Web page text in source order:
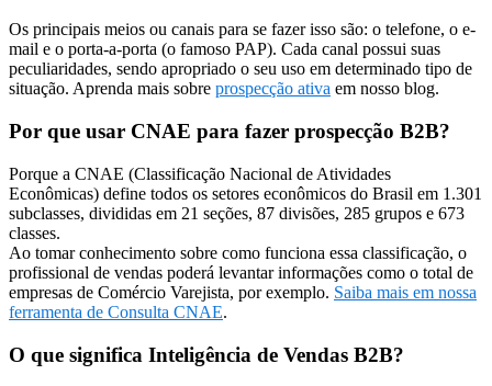
Os principais meios ou canais para se fazer isso são: o telefone, o e-
mail e o porta-a-porta (o famoso PAP). Cada canal possui suas
peculiaridades, sendo apropriado o seu uso em determinado tipo de
situação. Aprenda mais sobre prospecção ativa em nosso blog.
Por que usar CNAE para fazer prospecção B2B?
Porque a CNAE (Classificação Nacional de Atividades
Econômicas) define todos os setores econômicos do Brasil em 1.301
subclasses, divididas em 21 seções, 87 divisões, 285 grupos e 673
classes.
Ao tomar conhecimento sobre como funciona essa classificação, o
profissional de vendas poderá levantar informações como o total de
empresas de Comércio Varejista, por exemplo. Saiba mais em nossa
ferramenta de Consulta CNAE.
O que significa Inteligência de Vendas B2B?